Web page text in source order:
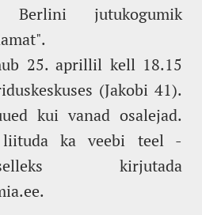
jutukogumik
25. aprillil kell 18.15
(Jakobi 41).
kui vanad osalejad.
liituda ka veebi teel -
kirjutada